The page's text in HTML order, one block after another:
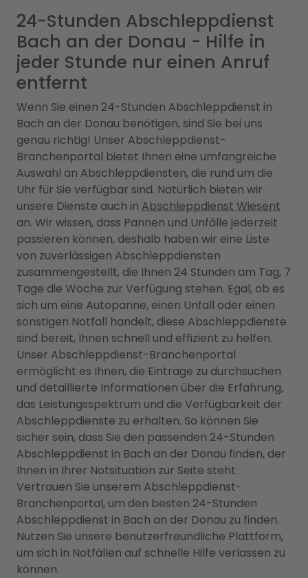
24-Stunden Abschleppdienst
Bach an der Donau - Hilfe in
jeder Stunde nur einen Anruf
entfernt
Wenn Sie einen 24-Stunden Abschleppdienst in
Bach an der Donau benötigen, sind Sie bei uns
genau richtig! Unser Abschleppdienst-
Branchenportal bietet Ihnen eine umfangreiche
Auswahl an Abschleppdiensten, die rund um die
Uhr für Sie verfügbar sind. Natürlich bieten wir
unsere Dienste auch in Abschleppdienst Wiesent
an. Wir wissen, dass Pannen und Unfälle jederzeit
passieren können, deshalb haben wir eine Liste
von zuverlässigen Abschleppdiensten
zusammengestellt, die Ihnen 24 Stunden am Tag, 7
Tage die Woche zur Verfügung stehen. Egal, ob es
sich um eine Autopanne, einen Unfall oder einen
sonstigen Notfall handelt, diese Abschleppdienste
sind bereit, Ihnen schnell und effizient zu helfen.
Unser Abschleppdienst-Branchenportal
ermöglicht es Ihnen, die Einträge zu durchsuchen
und detaillierte Informationen über die Erfahrung,
das Leistungsspektrum und die Verfügbarkeit der
Abschleppdienste zu erhalten. So können Sie
sicher sein, dass Sie den passenden 24-Stunden
Abschleppdienst in Bach an der Donau finden, der
Ihnen in Ihrer Notsituation zur Seite steht.
Vertrauen Sie unserem Abschleppdienst-
Branchenportal, um den besten 24-Stunden
Abschleppdienst in Bach an der Donau zu finden.
Nutzen Sie unsere benutzerfreundliche Plattform,
um sich in Notfällen auf schnelle Hilfe verlassen zu
können.